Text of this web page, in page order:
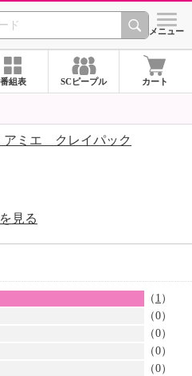
CHANNEL シメニュー
番組表 SCピープル カート
アミエ クレイパック
見る
（ 1 ）
（0）
（0）
（0）
（0）